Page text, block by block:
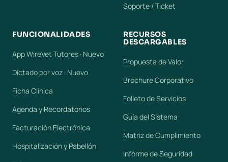
Soporte / Ticket
FUNCIONALIDADES
App WireVet Tutores · Nuevo
Dictado por voz · Nuevo
Ficha Clínica
Agenda y Recordatorios
Facturación Electrónica
Hospitalización y Pabellón
RECURSOS
DESCARGABLES
Propuesta de Valor
Brochure Corporativo
Folleto de Servicios
Guía del Sistema
Matriz de Cumplimiento
Informe de Seguridad